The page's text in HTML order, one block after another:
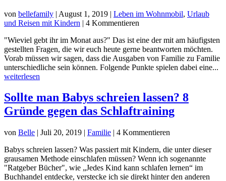
von bellefamily | August 1, 2019 | Leben im Wohnmobil, Urlaub
und Reisen mit Kindern | 4 Kommentieren
"Wieviel gebt ihr im Monat aus?" Das ist eine der mit am häufigsten
gestellten Fragen, die wir euch heute gerne beantworten möchten.
Vorab müssen wir sagen, dass die Ausgaben von Familie zu Familie
unterschiedliche sein können. Folgende Punkte spielen dabei eine...
weiterlesen
Sollte man Babys schreien lassen? 8
Gründe gegen das Schlaftraining
von Belle | Juli 20, 2019 | Familie | 4 Kommentieren
Babys schreien lassen? Was passiert mit Kindern, die unter dieser
grausamen Methode einschlafen müssen? Wenn ich sogenannte
"Ratgeber Bücher", wie „Jedes Kind kann schlafen lernen“ im
Buchhandel entdecke, verstecke ich sie direkt hinter den anderen